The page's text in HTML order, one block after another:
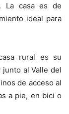
La casa es de
ideal para
rural es su
al Valle del
de acceso al
a pie, en bici o